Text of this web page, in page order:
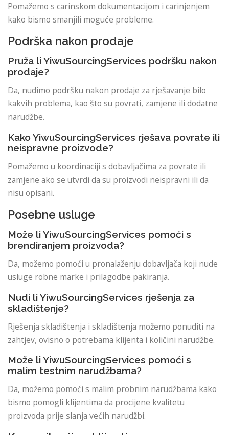
Pomažemo s carinskom dokumentacijom i carinjenjem
kako bismo smanjili moguće probleme.
Podrška nakon prodaje
Pruža li YiwuSourcingServices podršku nakon
prodaje?
Da, nudimo podršku nakon prodaje za rješavanje bilo
kakvih problema, kao što su povrati, zamjene ili dodatne
narudžbe.
Kako YiwuSourcingServices rješava povrate ili
neispravne proizvode?
Pomažemo u koordinaciji s dobavljačima za povrate ili
zamjene ako se utvrdi da su proizvodi neispravni ili da
nisu opisani.
Posebne usluge
Može li YiwuSourcingServices pomoći s
brendiranjem proizvoda?
Da, možemo pomoći u pronalaženju dobavljača koji nude
usluge robne marke i prilagodbe pakiranja.
Nudi li YiwuSourcingServices rješenja za
skladištenje?
Rješenja skladištenja i skladištenja možemo ponuditi na
zahtjev, ovisno o potrebama klijenta i količini narudžbe.
Može li YiwuSourcingServices pomoći s
malim testnim narudžbama?
Da, možemo pomoći s malim probnim narudžbama kako
bismo pomogli klijentima da procijene kvalitetu
proizvoda prije slanja većih narudžbi.